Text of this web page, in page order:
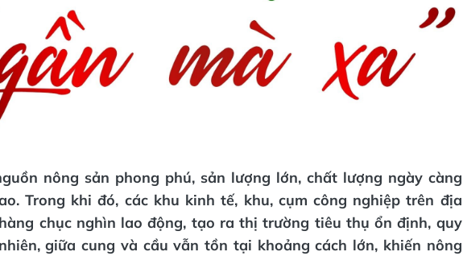
nông sản phong phú, sản lượng lớn, chất lượng ngày càng
Trong khi đó, các khu kinh tế, khu, cụm công nghiệp trên địa
chục nghìn lao động, tạo ra thị trường tiêu thụ ổn định, quy
giữa cung và cầu vẫn tồn tại khoảng cách lớn, khiến nông